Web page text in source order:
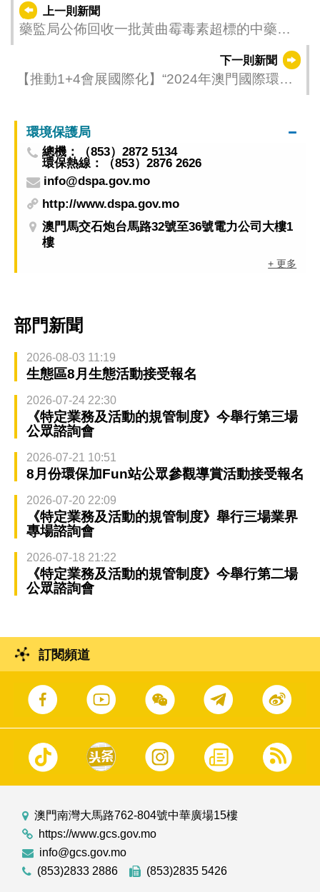
上一則新聞
藥監局公佈回收一批黃曲霉毒素超標的中藥飲
下一則新聞
【推動1+4會展國際化】“2024年澳門國際環保
環境保護局
總機：（853）2872 5134
環保熱線：（853）2876 2626
info@dspa.gov.mo
http://www.dspa.gov.mo
澳門馬交石炮台馬路32號至36號電力公司大樓1
樓
+ 更多
部門新聞
2026-08-03 11:19
生態區8月生態活動接受報名
2026-07-24 22:30
《特定業務及活動的規管制度》今舉行第三場
公眾諮詢會
2026-07-21 10:51
8月份環保加Fun站公眾參觀導賞活動接受報名
2026-07-20 22:09
《特定業務及活動的規管制度》舉行三場業界
專場諮詢會
2026-07-18 21:22
《特定業務及活動的規管制度》今舉行第二場
公眾諮詢會
訂閱頻道
澳門南灣大馬路762-804號中華廣場15樓
https://www.gcs.gov.mo
info@gcs.gov.mo
(853)2833 2886
(853)2835 5426